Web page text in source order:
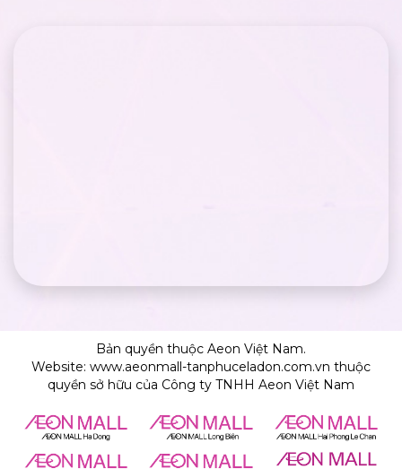
Bản quyền thuộc Aeon Việt Nam.
Website: www.aeonmall-tanphuceladon.com.vn thuộc
quyền sở hữu của Công ty TNHH Aeon Việt Nam